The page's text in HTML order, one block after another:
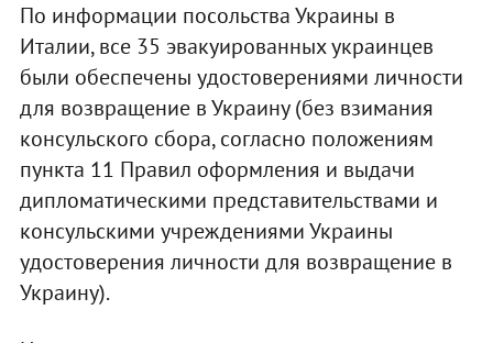
По информации посольства Украины в
Италии, все 35 эвакуированных украинцев
были обеспечены удостоверениями личности
для возвращение в Украину (без взимания
консульского сбора, согласно положениям
пункта 11 Правил оформления и выдачи
дипломатическими представительствами и
консульскими учреждениями Украины
удостоверения личности для возвращение в
Украину).